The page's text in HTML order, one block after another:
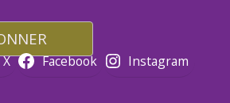
X Facebook
Instagram